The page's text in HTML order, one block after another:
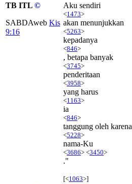
TB ITL ©
SABDAweb Kis
9:16
Aku sendiri
<1473>
akan menunjukkan
<5263>
kepadanya
<846>
, betapa banyak
<3745>
penderitaan
<3958>
yang harus
<1163>
ia
<846>
tanggung oleh karena
<5228>
nama-Ku
<3686> <3450>
."
[<1063>]